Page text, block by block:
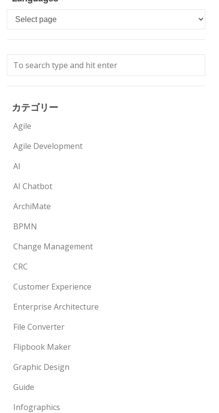
Languages
カテゴリー
Agile
Agile Development
AI
AI Chatbot
ArchiMate
BPMN
Change Management
CRC
Customer Experience
Enterprise Architecture
File Converter
Flipbook Maker
Graphic Design
Guide
Infographics